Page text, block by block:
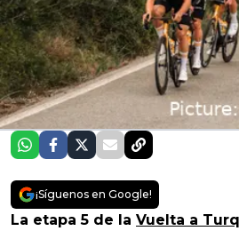
¡Síguenos en Google!
La etapa 5 de la Vuelta a